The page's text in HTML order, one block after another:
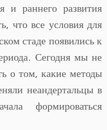
и раннего развития
что все условия для
стаде появились к
Сегодня мы не
о том, какие методы
неандертальцы в
формироваться